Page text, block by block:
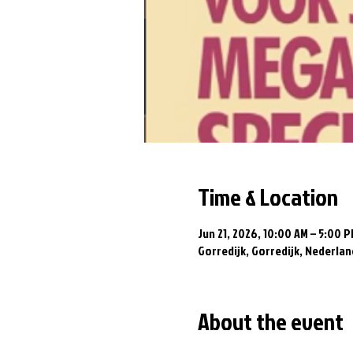
Time & Location
Jun 21, 2026, 10:00 AM – 5:00
Gorredijk, Gorredijk,
About the event